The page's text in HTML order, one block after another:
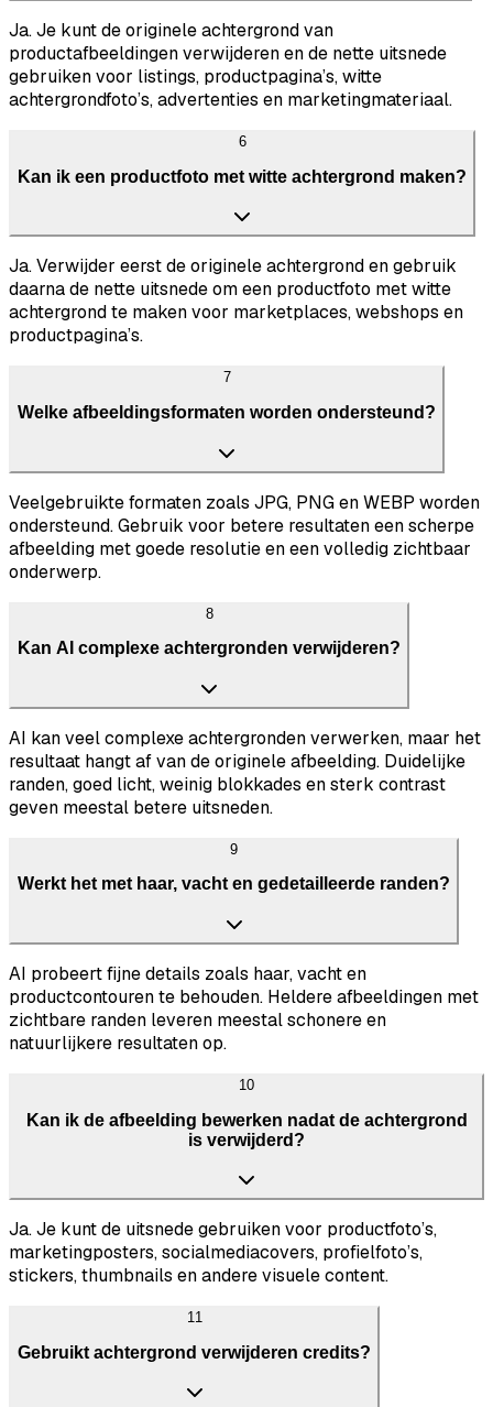
Ja. Je kunt de originele achtergrond van
productafbeeldingen verwijderen en de nette uitsnede
gebruiken voor listings, productpagina’s, witte
achtergrondfoto’s, advertenties en marketingmateriaal.
6
Kan ik een productfoto met witte achtergrond maken?
Ja. Verwijder eerst de originele achtergrond en gebruik
daarna de nette uitsnede om een productfoto met witte
achtergrond te maken voor marketplaces, webshops en
productpagina’s.
7
Welke afbeeldingsformaten worden ondersteund?
Veelgebruikte formaten zoals JPG, PNG en WEBP worden
ondersteund. Gebruik voor betere resultaten een scherpe
afbeelding met goede resolutie en een volledig zichtbaar
onderwerp.
8
Kan AI complexe achtergronden verwijderen?
AI kan veel complexe achtergronden verwerken, maar het
resultaat hangt af van de originele afbeelding. Duidelijke
randen, goed licht, weinig blokkades en sterk contrast
geven meestal betere uitsneden.
9
Werkt het met haar, vacht en gedetailleerde randen?
AI probeert fijne details zoals haar, vacht en
productcontouren te behouden. Heldere afbeeldingen met
zichtbare randen leveren meestal schonere en
natuurlijkere resultaten op.
10
Kan ik de afbeelding bewerken nadat de achtergrond
is verwijderd?
Ja. Je kunt de uitsnede gebruiken voor productfoto’s,
marketingposters, socialmediacovers, profielfoto’s,
stickers, thumbnails en andere visuele content.
11
Gebruikt achtergrond verwijderen credits?